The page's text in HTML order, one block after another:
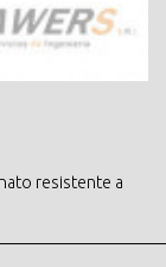
resistente a